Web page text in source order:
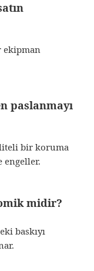
ekipman
paslanmayı
bir koruma
engeller.
midir?
baskıyı